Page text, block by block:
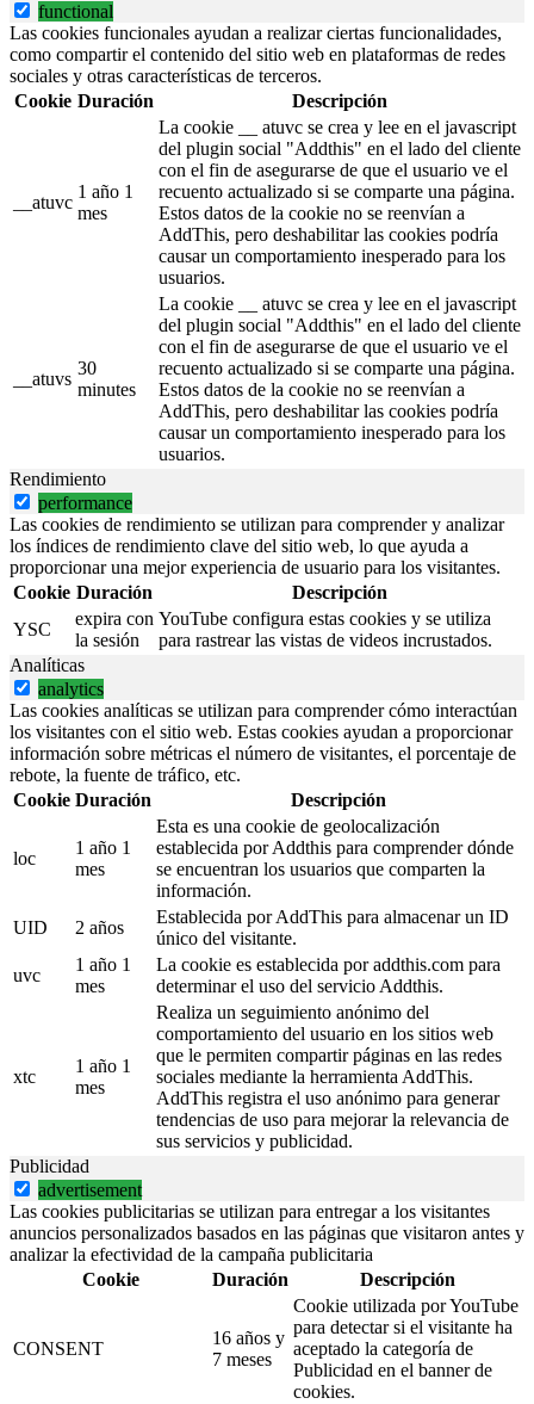
functional
Las cookies funcionales ayudan a realizar ciertas funcionalidades,
como compartir el contenido del sitio web en plataformas de redes
sociales y otras características de terceros.
Cookie Duración Descripción
__atuvc
1 año 1
mes
La cookie __ atuvc se crea y lee en el javascript
del plugin social "Addthis" en el lado del cliente
con el fin de asegurarse de que el usuario ve el
recuento actualizado si se comparte una página.
Estos datos de la cookie no se reenvían a
AddThis, pero deshabilitar las cookies podría
causar un comportamiento inesperado para los
usuarios.
__atuvs
30
minutes
La cookie __ atuvc se crea y lee en el javascript
del plugin social "Addthis" en el lado del cliente
con el fin de asegurarse de que el usuario ve el
recuento actualizado si se comparte una página.
Estos datos de la cookie no se reenvían a
AddThis, pero deshabilitar las cookies podría
causar un comportamiento inesperado para los
usuarios.
Rendimiento
performance
Las cookies de rendimiento se utilizan para comprender y analizar
los índices de rendimiento clave del sitio web, lo que ayuda a
proporcionar una mejor experiencia de usuario para los visitantes.
Cookie Duración
Descripción
YSC
expira con
la sesión
YouTube configura estas cookies y se utiliza
para rastrear las vistas de videos incrustados.
Analíticas
analytics
Las cookies analíticas se utilizan para comprender cómo interactúan
los visitantes con el sitio web. Estas cookies ayudan a proporcionar
información sobre métricas el número de visitantes, el porcentaje de
rebote, la fuente de tráfico, etc.
Cookie Duración Descripción
loc
1 año 1
mes
Esta es una cookie de geolocalización
establecida por Addthis para comprender dónde
se encuentran los usuarios que comparten la
información.
UID
2 años
Establecida por AddThis para almacenar un ID
único del visitante.
uvc
1 año 1
mes
La cookie es establecida por addthis.com para
determinar el uso del servicio Addthis.
xtc
1 año 1
mes
Realiza un seguimiento anónimo del
comportamiento del usuario en los sitios web
que le permiten compartir páginas en las redes
sociales mediante la herramienta AddThis.
AddThis registra el uso anónimo para generar
tendencias de uso para mejorar la relevancia de
sus servicios y publicidad.
Publicidad
advertisement
Las cookies publicitarias se utilizan para entregar a los visitantes
anuncios personalizados basados en las páginas que visitaron antes y
analizar la efectividad de la campaña publicitaria
Cookie
Duración Descripción
CONSENT
16 años y
7 meses
Cookie utilizada por YouTube
para detectar si el visitante ha
aceptado la categoría de
Publicidad en el banner de
cookies.